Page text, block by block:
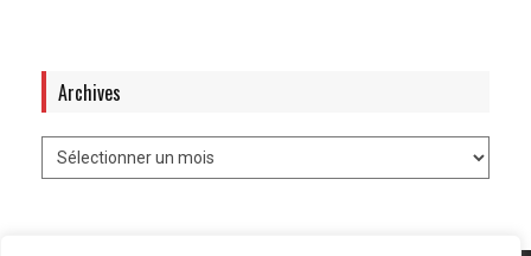
Archives